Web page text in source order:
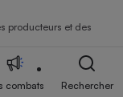
producteurs et des
combats Rechercher